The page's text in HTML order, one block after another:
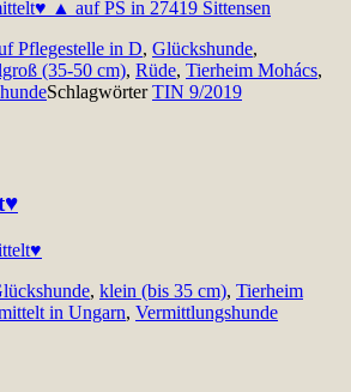
Pflegestelle in D, Glückshunde,
(35-50 cm), Rüde, Tierheim Mohács,
SchlagwörterTIN 9/2019
, klein (bis 35 cm), Tierheim
in Ungarn, Vermittlungshunde